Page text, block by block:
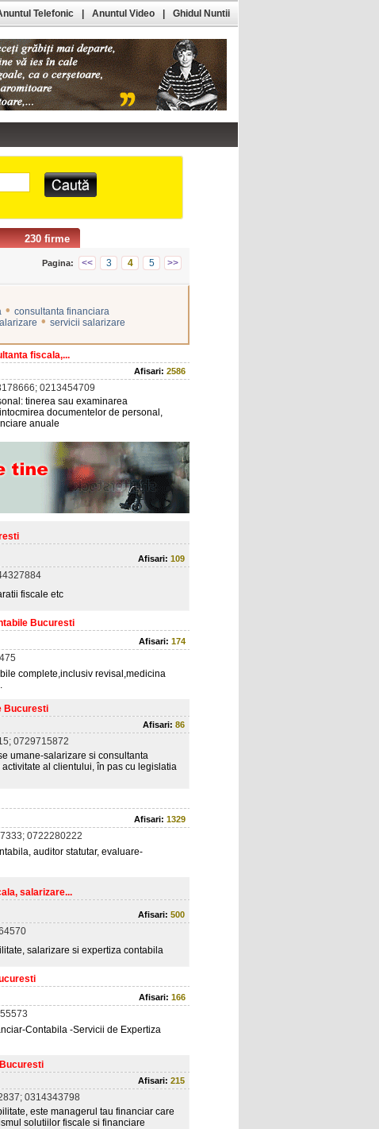
230 firme
Pagina: << 3 4 5 >>
• consultanta financiara
• servicii salarizare
fiscala,...
Afisari: 2586
0213454709
tinerea sau examinarea
documentelor de personal,
anuale
Afisari: 109
fiscale etc
Bucuresti
Afisari: 174
complete,inclusiv revisal,medicina
Bucuresti
Afisari: 86
0729715872
umane-salarizare si consultanta
al clientului, în pas cu legislatia
Afisari: 1329
0722280222
auditor statutar, evaluare-
salarizare...
Afisari: 500
salarizare si expertiza contabila
Afisari: 166
Contabila -Servicii de Expertiza
Afisari: 215
0314343798
este managerul tau financiar care
solutiilor fiscale si financiare
Telefonic Anuntul Video Ghidul Nuntii